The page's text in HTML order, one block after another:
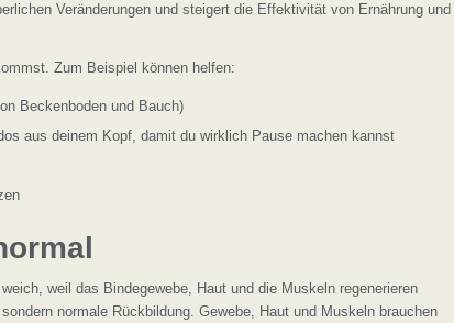
Veränderungen und steigert die Effektivität von Ernährung und
Zum Beispiel können helfen:
Beckenboden und Bauch)
aus deinem Kopf, damit du wirklich Pause machen kannst
weil das Bindegewebe, Haut und die Muskeln regenerieren
normale Rückbildung. Gewebe, Haut und Muskeln brauchen